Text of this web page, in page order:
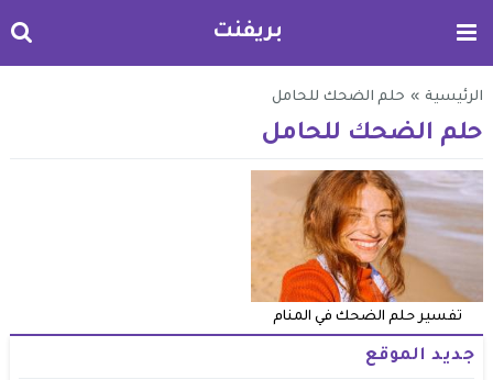
بريفنت
الرئيسية » حلم الضحك للحامل
حلم الضحك للحامل
تفسير حلم الضحك في المنام
جديد الموقع